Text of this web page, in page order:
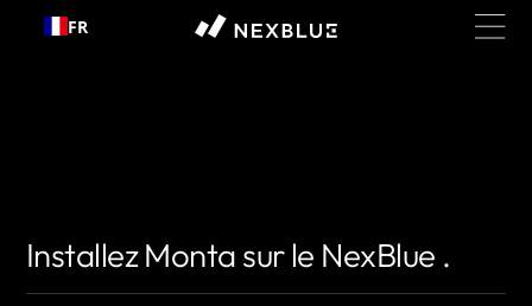
FR
Installez Monta sur le NexBlue .